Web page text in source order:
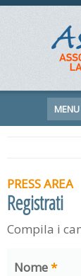
MENU
PRESS AREA
Registrati
Compila i
Nome*